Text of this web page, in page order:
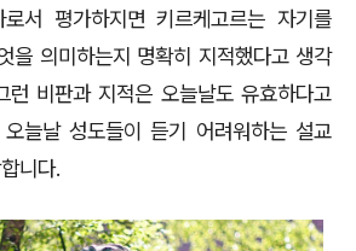
로서 평가하지면 키르케고르는 자기를
을 의미하는지 명확히 지적했다고 생각
런 비판과 지적은 오늘날도 유효하다고
늘날 성도들이 듣기 어려워하는 설교
니다.